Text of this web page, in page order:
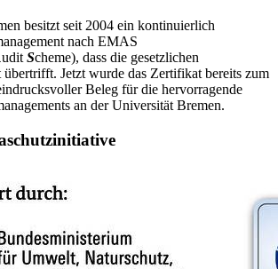
besitzt seit 2004 ein kontinuierlich
nach EMAS
udit Scheme), dass die gesetzlichen
Jetzt wurde das Zertifikat bereits zum
Beleg für die hervorragende
an der Universität Bremen.